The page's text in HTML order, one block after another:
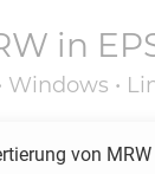
in
Windows •
von MRW